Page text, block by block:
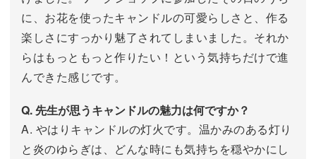
に、お花を使ったキャンドルの可愛らしさと、作る
楽しさにすっかり魅了されてしまいました。それか
らはもっともっと作りたい！という気持ちだけで進
んできた感じです。
Q. 先生が思うキャンドルの魅力は何ですか？
A. やはりキャンドルの灯火です。温かみのある灯り
と炎のゆらぎは、どんな時にも気持ちを穏やかにし